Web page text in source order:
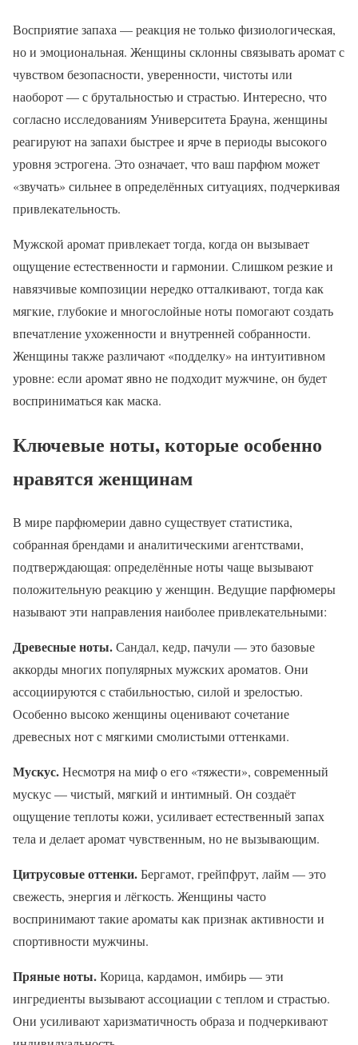
Восприятие запаха — реакция не только физиологическая,
но и эмоциональная. Женщины склонны связывать аромат с
чувством безопасности, уверенности, чистоты или
наоборот — с брутальностью и страстью. Интересно, что
согласно исследованиям Университета Брауна, женщины
реагируют на запахи быстрее и ярче в периоды высокого
уровня эстрогена. Это означает, что ваш парфюм может
«звучать» сильнее в определённых ситуациях, подчеркивая
привлекательность.
Мужской аромат привлекает тогда, когда он вызывает
ощущение естественности и гармонии. Слишком резкие и
навязчивые композиции нередко отталкивают, тогда как
мягкие, глубокие и многослойные ноты помогают создать
впечатление ухоженности и внутренней собранности.
Женщины также различают «подделку» на интуитивном
уровне: если аромат явно не подходит мужчине, он будет
восприниматься как маска.
Ключевые ноты, которые особенно
нравятся женщинам
В мире парфюмерии давно существует статистика,
собранная брендами и аналитическими агентствами,
подтверждающая: определённые ноты чаще вызывают
положительную реакцию у женщин. Ведущие парфюмеры
называют эти направления наиболее привлекательными:
Древесные ноты.Сандал, кедр, пачули — это базовые
аккорды многих популярных мужских ароматов. Они
ассоциируются с стабильностью, силой и зрелостью.
Особенно высоко женщины оценивают сочетание
древесных нот с мягкими смолистыми оттенками.
Мускус.Несмотря на миф о его «тяжести», современный
мускус — чистый, мягкий и интимный. Он создаёт
ощущение теплоты кожи, усиливает естественный запах
тела и делает аромат чувственным, но не вызывающим.
Цитрусовые оттенки.Бергамот, грейпфрут, лайм — это
свежесть, энергия и лёгкость. Женщины часто
воспринимают такие ароматы как признак активности и
спортивности мужчины.
Пряные ноты.Корица, кардамон, имбирь — эти
ингредиенты вызывают ассоциации с теплом и страстью.
Они усиливают харизматичность образа и подчеркивают